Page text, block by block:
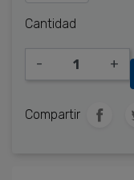
Cantidad
- +
Compartir